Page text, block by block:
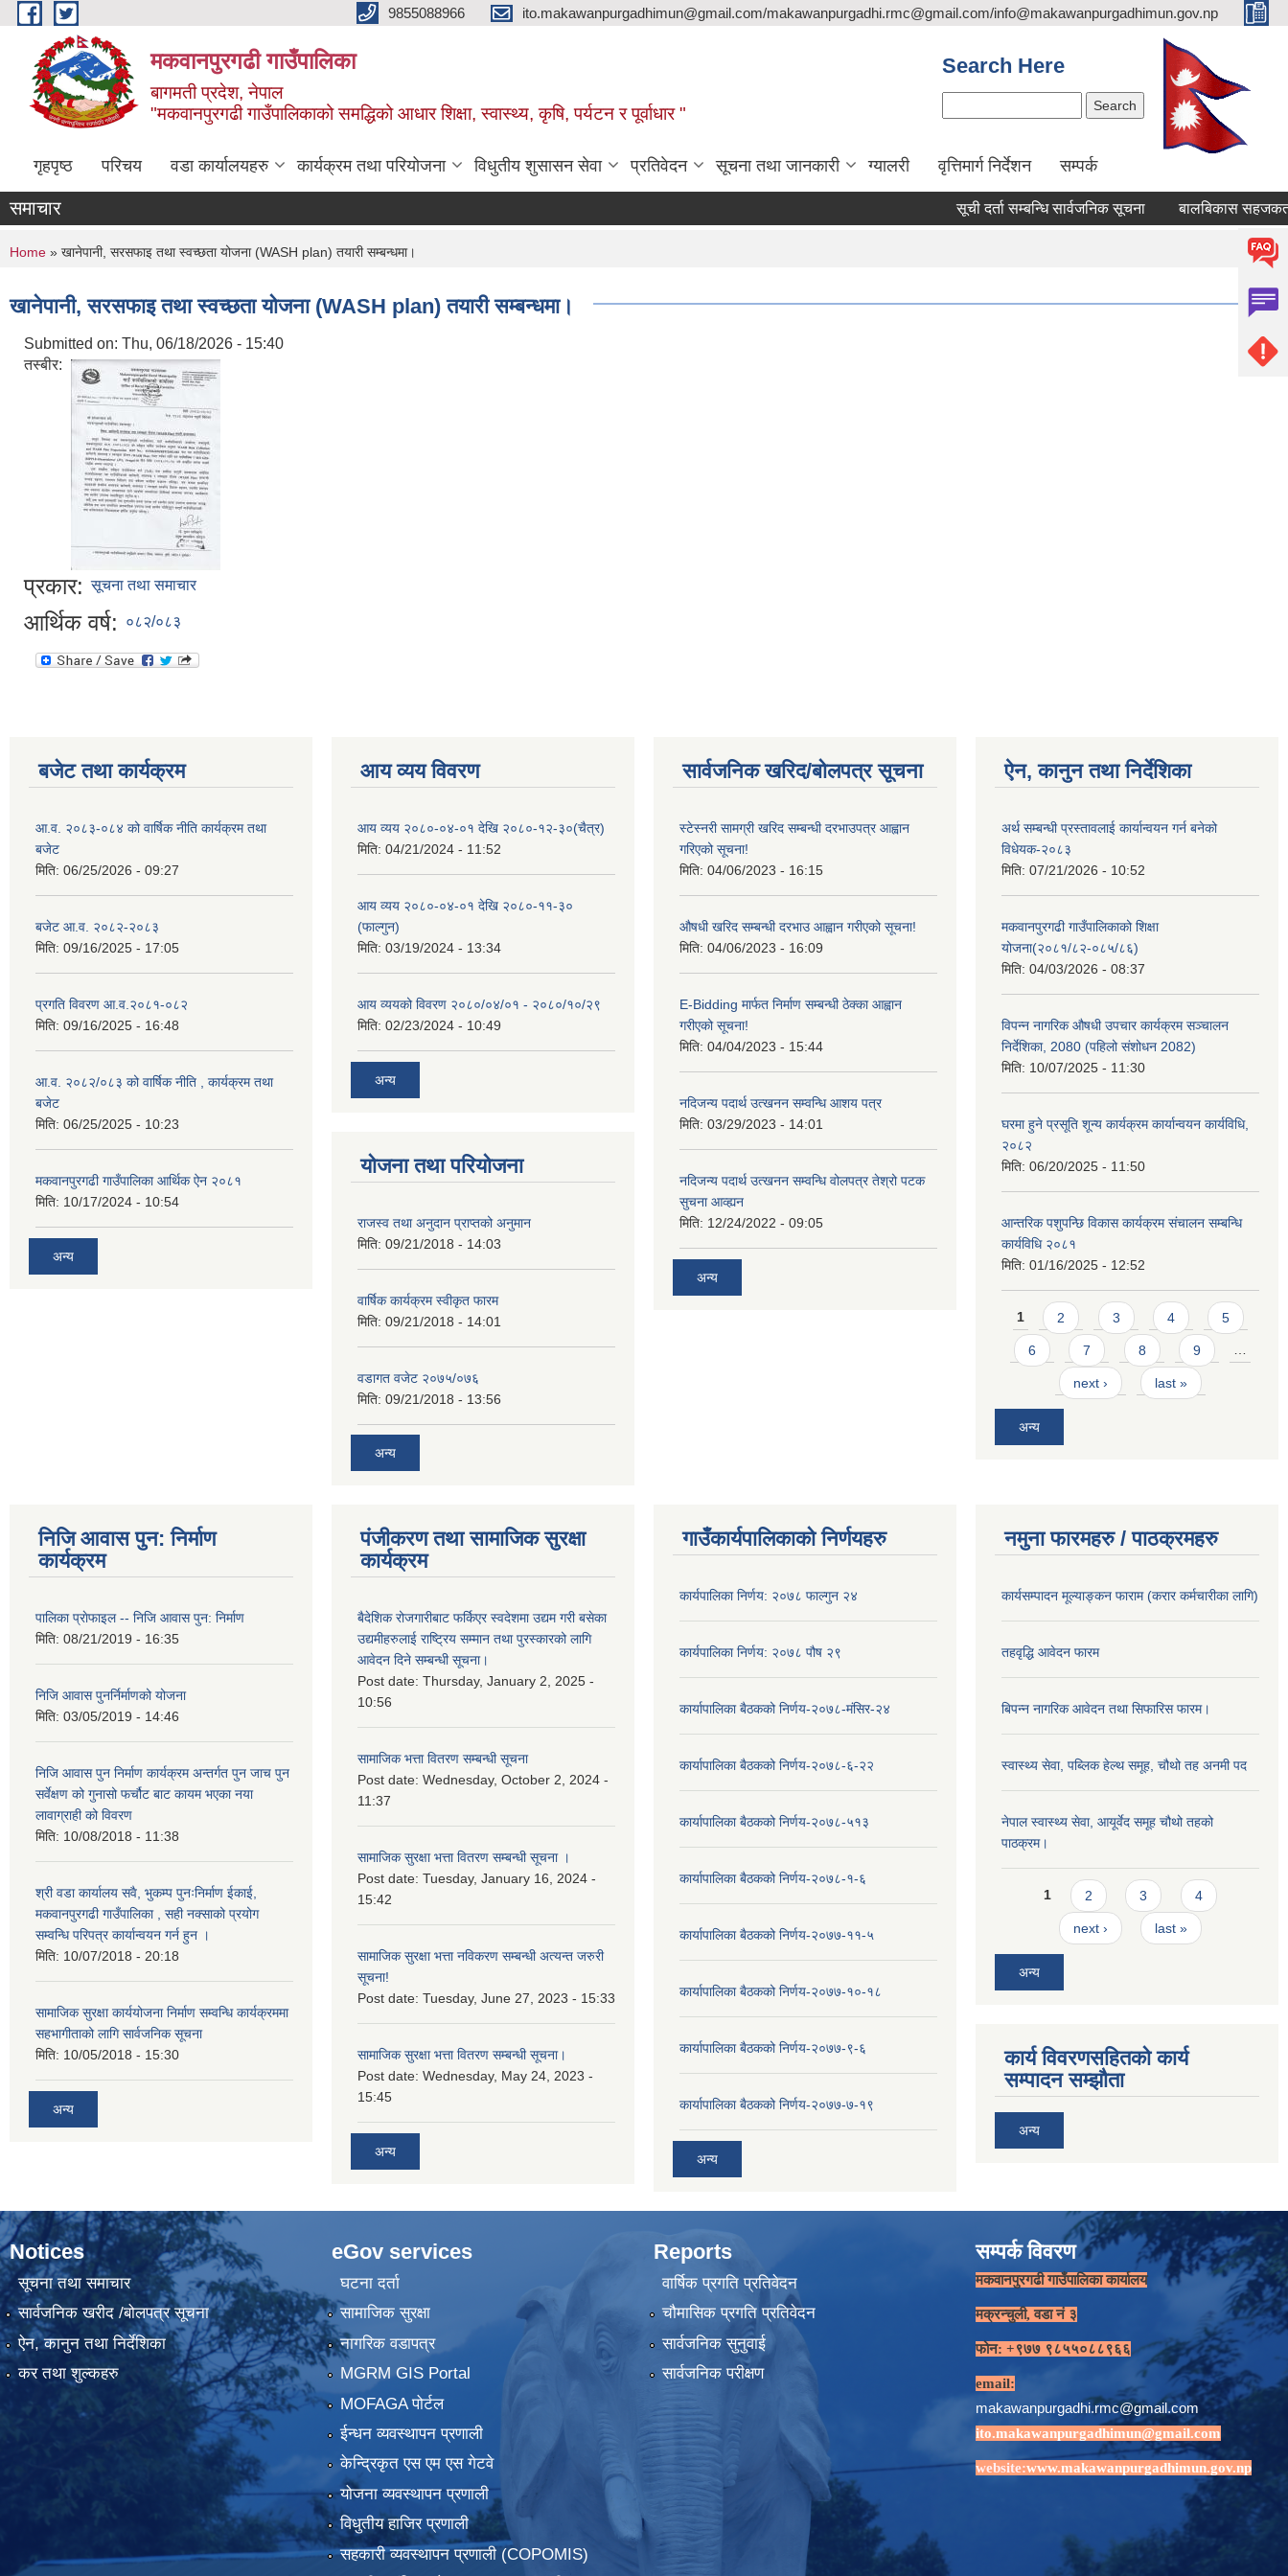
Skip to main content 9855088966 ito.makawanpurgadhimun@gmail.com/makawanpurgadhi.rmc@gmail.com/info@makawanpurgadhimun.gov.np
मकवानपुरगढी गाउँपालिका
बागमती प्रदेश, नेपाल
"मकवानपुरगढी गाउँपालिकाको समद्धिको आधार शिक्षा, स्‍वास्‍थ्‍य, कृषि, पर्यटन र पूर्वाधार "
Search Here
गृहपृष्ठ परिचय वडा कार्यालयहरु कार्यक्रम तथा परियोजना विधुतीय शुसासन सेवा प्रतिवेदन सूचना तथा जानकारी ग्यालरी वृत्तिमार्ग निर्देशन सम्पर्क
समाचार सूची दर्ता सम्बन्धि सार्वजनिक सूचना बालबिकास सहजकर्ता
You are here
Home » खानेपानी, सरसफाइ तथा स्वच्‍छता योजना (WASH plan) तयारी सम्बन्धमा।
खानेपानी, सरसफाइ तथा स्वच्‍छता योजना (WASH plan) तयारी सम्बन्धमा।
Submitted on: Thu, 06/18/2026 - 15:40
तस्बीर:
प्रकार: सूचना तथा समाचार
आर्थिक वर्ष: ०८२/०८३
बजेट तथा कार्यक्रम
आ.व. २०८३-०८४ को वार्षिक नीति कार्यक्रम तथा
बजेट
मिति: 06/25/2026 - 09:27
बजेट आ.व. २०८२-२०८३
मिति: 09/16/2025 - 17:05
प्रगति विवरण आ.व.२०८१-०८२
मिति: 09/16/2025 - 16:48
आ.व. २०८२/०८३ को वार्षिक नीति , कार्यक्रम तथा
बजेट
मिति: 06/25/2025 - 10:23
मकवानपुरगढी गाउँपालिका आर्थिक ‌‌‌ऐन २०८१
मिति: 10/17/2024 - 10:54
अन्य
आय व्यय विवरण
आय व्यय २०८०-०४-०१ देखि २०८०-१२-३०(चैत्र)
मिति: 04/21/2024 - 11:52
आय व्यय २०८०-०४-०१ देखि २०८०-११-३०
(फाल्गुन)
मिति: 03/19/2024 - 13:34
आय व्ययको विवरण २०८०/०४/०१ - २०८०/१०/२९
मिति: 02/23/2024 - 10:49
अन्य
योजना तथा परियोजना
राजस्व तथा अनुदान प्राप्तको अनुमान
मिति: 09/21/2018 - 14:03
वार्षिक कार्यक्रम स्वीकृत फारम
मिति: 09/21/2018 - 14:01
वडागत वजेट २०७५/०७६
मिति: 09/21/2018 - 13:56
अन्य
सार्वजनिक खरिद/बोलपत्र सूचना
स्टेस्नरी सामग्री खरिद सम्बन्धी दरभाउपत्र आह्वान
गरिएको सूचना!
मिति: 04/06/2023 - 16:15
औषधी खरिद सम्बन्धी दरभाउ आह्वान गरीएको सूचना!
मिति: 04/06/2023 - 16:09
E-Bidding मार्फत निर्माण सम्बन्धी ठेक्का आह्वान
गरीएको सूचना!
मिति: 04/04/2023 - 15:44
नदिजन्य पदार्थ उत्खनन सम्वन्धि आशय पत्र
मिति: 03/29/2023 - 14:01
नदिजन्य पदार्थ उत्खनन सम्वन्धि वोलपत्र तेश्रो पटक
सुचना आव्ह्यन
मिति: 12/24/2022 - 09:05
अन्य
ऐन, कानुन तथा निर्देशिका
अर्थ सम्बन्धी प्रस्तावलाई कार्यान्वयन गर्न बनेको
विधेयक-२०८३
मिति: 07/21/2026 - 10:52
मकवानपुरगढी गाउँपालिकाको शिक्षा
योजना(२०८१/८२-०८५/८६)
मिति: 04/03/2026 - 08:37
विपन्न नागरिक औषधी उपचार कार्यक्रम सञ्चालन
निर्देशिका, 2080 (पहिलो संशोधन 2082)
मिति: 10/07/2025 - 11:30
घरमा हुने प्रसूति शून्य कार्यक्रम कार्यान्वयन कार्यविधि,
२०८२
मिति: 06/20/2025 - 11:50
आन्तरिक पशुपन्छि विकास कार्यक्रम संचालन सम्बन्धि
कार्यविधि २०८१
मिति: 01/16/2025 - 12:52
Pages
1 2 3 4 5
6 7 8 9 …
next › last »
अन्य
निजि आवास पुन: निर्माण
कार्यक्रम
पालिका प्राेफाइल -- निजि आवास पुन: निर्माण
मिति: 08/21/2019 - 16:35
निजि आवास पुनर्निर्माणको योजना
मिति: 03/05/2019 - 14:46
निजि आवास पुन निर्माण कार्यक्रम अन्तर्गत पुन जाच पुन
सर्वेक्षण को गुनासो फर्चौट बाट कायम भएका नया
लावाग्राही को विवरण
मिति: 10/08/2018 - 11:38
श्री वडा कार्यालय सवै, भुकम्प पुनःनिर्माण ईकाई,
मकवानपुरगढी गाउँपालिका , सही नक्साको प्रयोग
सम्वन्धि परिपत्र कार्यान्वयन गर्न हुन ।
मिति: 10/07/2018 - 20:18
सामाजिक सुरक्षा कार्ययोजना निर्माण सम्वन्धि कार्यक्रममा
सहभागीताको लागि सार्वजनिक सूचना
मिति: 10/05/2018 - 15:30
अन्य
पंजीकरण तथा सामाजिक सुरक्षा
कार्यक्रम
बैदेशिक रोजगारीबाट फर्किएर स्वदेशमा उद्यम गरी बसेका
उद्यमीहरुलाई राष्‍ट्रिय सम्मान तथा पुरस्कारको लागि
आवेदन दिने सम्बन्धी सूचना।
Post date: Thursday, January 2, 2025 -
10:56
सामाजिक भत्ता वितरण सम्बन्धी सूचना
Post date: Wednesday, October 2, 2024 -
11:37
सामाजिक सुरक्षा भत्ता वितरण सम्बन्धी सूचना ।
Post date: Tuesday, January 16, 2024 -
15:42
सामाजिक सुरक्षा भत्ता नविकरण सम्बन्धी अत्यन्त जरुरी
सूचना!
Post date: Tuesday, June 27, 2023 - 15:33
सामाजिक सुरक्षा भत्ता वितरण सम्बन्धी सूचना।
Post date: Wednesday, May 24, 2023 -
15:45
अन्य
गाउँकार्यपालिकाको निर्णयहरु
कार्यपालिका निर्णय: २०७८ फाल्गुन २४
कार्यपालिका निर्णय: २०७८ पौष २९
कार्यापालिका बैठकको निर्णय-२०७८-मंसिर-२४
कार्यापालिका बैठकको निर्णय-२०७८-६-२२
कार्यापालिका बैठकको निर्णय-२०७८-५१३
कार्यापालिका बैठकको निर्णय-२०७८-१-६
कार्यापालिका बैठकको निर्णय-२०७७-११-५
कार्यापालिका बैठकको निर्णय-२०७७-१०-१८
कार्यापालिका बैठकको निर्णय-२०७७-९-६
कार्यापालिका बैठकको निर्णय-२०७७-७-१९
अन्य
नमुना फारमहरु / पाठक्रमहरु
कार्यसम्पादन मूल्याङ्कन फाराम (करार कर्मचारीका लागि)
तहवृद्धि आवेदन फारम
बिपन्‍न नागरिक आवेदन तथा सिफारिस फारम।
स्वास्थ्य सेवा, पब्लिक हेल्‍थ समूह, चौथो तह अनमी पद
नेपाल स्वास्थ्य सेवा, आयूर्वेद समूह चौथो तहको
पाठक्रम।
Pages
1 2 3 4
next › last »
अन्य
कार्य विवरणसहितको कार्य
सम्पादन सम्झौता
अन्य
Notices
सूचना तथा समाचार
सार्वजनिक खरीद /बोलपत्र सूचना
ऐन, कानुन तथा निर्देशिका
कर तथा शुल्कहरु
eGov services
घटना दर्ता
सामाजिक सुरक्षा
नागरिक वडापत्र
MGRM GIS Portal
MOFAGA पोर्टल
ईन्धन व्यवस्थापन प्रणाली
केन्द्रिकृत एस एम एस गेटवे
योजना व्यवस्थापन प्रणाली
विधुतीय हाजिर प्रणाली
सहकारी व्यवस्थापन प्रणाली (COPOMIS)
Reports
वार्षिक प्रगति प्रतिवेदन
चौमासिक प्रगति प्रतिवेदन
सार्वजनिक सुनुवाई
सार्वजनिक परीक्षण
सम्पर्क विवरण
मकवानपुरगढी गाउँपालिका कार्यालय
मक्रन्चुली, वडा नं ३
फोन: +९७७ ९८५५०८८९६६
email:
makawanpurgadhi.rmc@gmail.com
ito.makawanpurgadhimun@gmail.com
website:www.makawanpurgadhimun.gov.np